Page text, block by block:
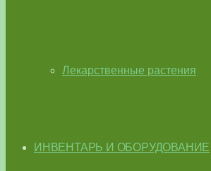
Лекарственные растения
ИНВЕНТАРЬ И ОБОРУДОВАНИЕ